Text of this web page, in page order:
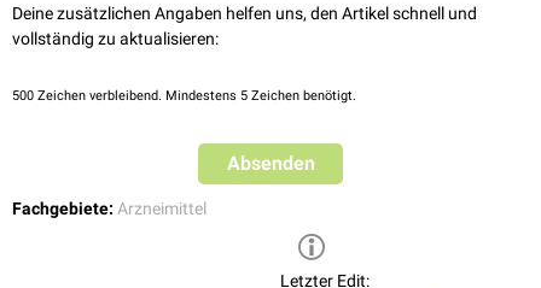
Haut. Hier steigerte Forskolin im Tierexperiment durch direkte
Stimulation des Rezeptorproteins
von Forskolin eine fast schwarze Hautfarbe und damit eine hohe
Deine zusätzlichen Angaben helfen uns, den Artikel schnell und
vollständig zu aktualisieren:
500 Zeichen verbleibend. Mindestens 5 Zeichen benötigt.
Absenden
Fachgebiete: Arzneimittel
Letzter Edit: